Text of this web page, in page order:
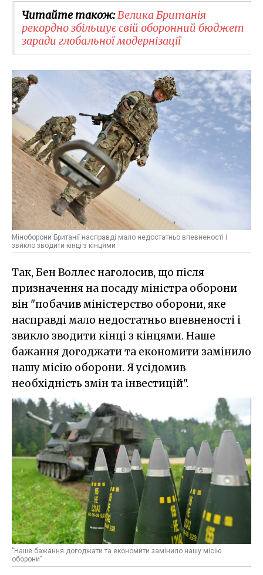
Читайте також:Велика Британія
рекордно збільшує свій оборонний бюджет
заради глобальної модернізації
Міноборони Британії насправді мало недостатньо впевненості і
звикло зводити кінці з кінцями
Так, Бен Воллес наголосив, що після
призначення на посаду міністра оборони
він "побачив міністерство оборони, яке
насправді мало недостатньо впевненості і
звикло зводити кінці з кінцями. Наше
бажання догоджати та економити замінило
нашу місію оборони. Я усідомив
необхідність змін та інвестицій".
"Наше бажання догоджати та економити замінило нашу місію
оборони"